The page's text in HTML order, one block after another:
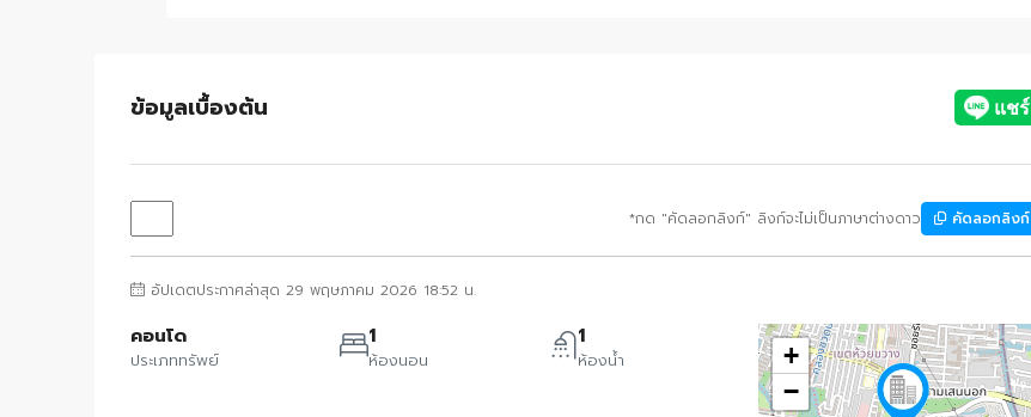
ข้อมูลเบื้องต้น
*กด "คัดลอกลิงก์" ลิงก์จะไม่เป็นภาษาต่างดาว คัดลอกลิงก์
อัปเดตประกาศล่าสุด 29 พฤษภาคม 2026 18:52 น.
คอนโด
ประเภททรัพย์
1
ห้องนอน
1
ห้องน้ำ
+
−